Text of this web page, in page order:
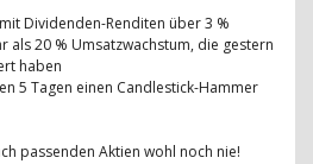
Dividenden-Renditen über 3 %
als 20 % Umsatzwachstum, die gestern
haben
5 Tagen einen Candlestick-Hammer
passenden Aktien wohl noch nie!